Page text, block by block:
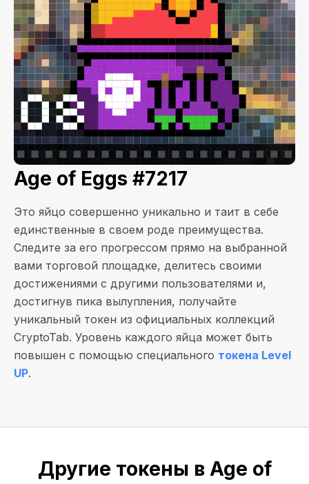
Age of Eggs #7217
Это яйцо совершенно уникально и таит в себе
единственные в своем роде преимущества.
Следите за его прогрессом прямо на выбранной
вами торговой площадке, делитесь своими
достижениями с другими пользователями и,
достигнув пика вылупления, получайте
уникальный токен из официальных коллекций
CryptoTab. Уровень каждого яйца может быть
повышен с помощью специального токена Level
UP.
Другие токены в Age of